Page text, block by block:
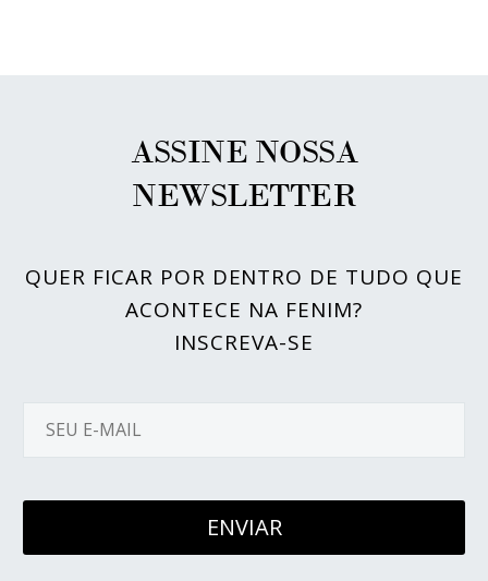
ASSINE NOSSA
NEWSLETTER
QUER FICAR POR DENTRO DE TUDO QUE
ACONTECE NA FENIM?
INSCREVA-SE